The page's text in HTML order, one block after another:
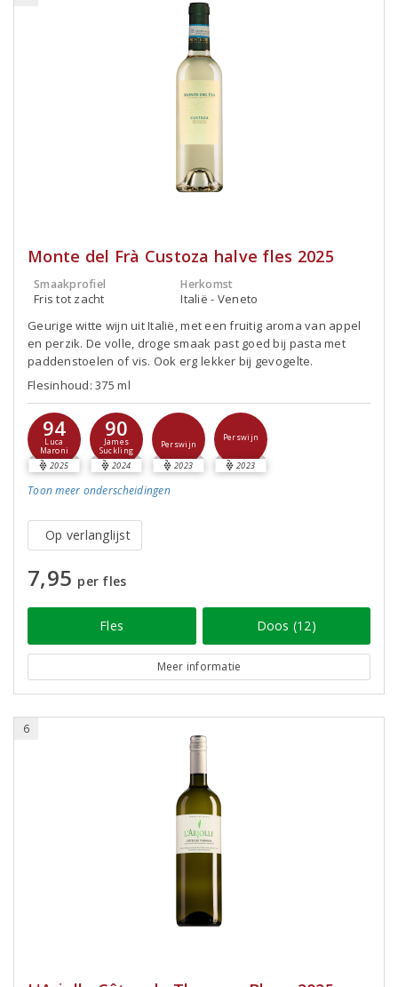
Monte del Frà Custoza halve fles 2025
Smaakprofiel
Fris tot zacht
Herkomst
Italië - Veneto
Geurige witte wijn uit Italië, met een fruitig aroma van appel
en perzik. De volle, droge smaak past goed bij pasta met
paddenstoelen of vis. Ook erg lekker bij gevogelte.
Flesinhoud: 375 ml
94
Luca
Maroni
2025
90
James
Suckling
2024
Perswijn
2023
Perswijn
2023
Toon meer onderscheidingen
Op verlanglijst
7,95 per fles
Fles Doos (12)
Meer informatie
6